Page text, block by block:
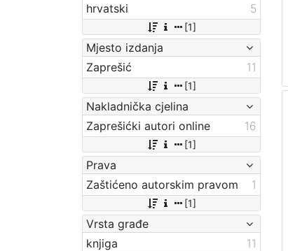
hrvatski
5
[1]
Mjesto izdanja
Zaprešić
11
[1]
Nakladnička cjelina
Zaprešićki autori online
16
[1]
Prava
Zaštićeno autorskim pravom
1
[1]
Vrsta građe
knjiga
11